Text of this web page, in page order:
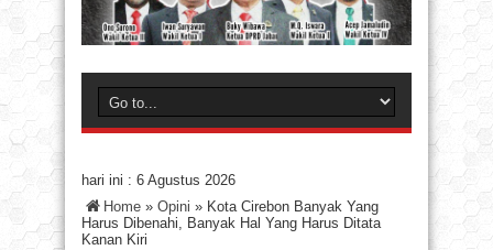
hari ini : 6 Agustus 2026
Home » Opini » Kota Cirebon Banyak Yang
Harus Dibenahi, Banyak Hal Yang Harus Ditata
Kanan Kiri